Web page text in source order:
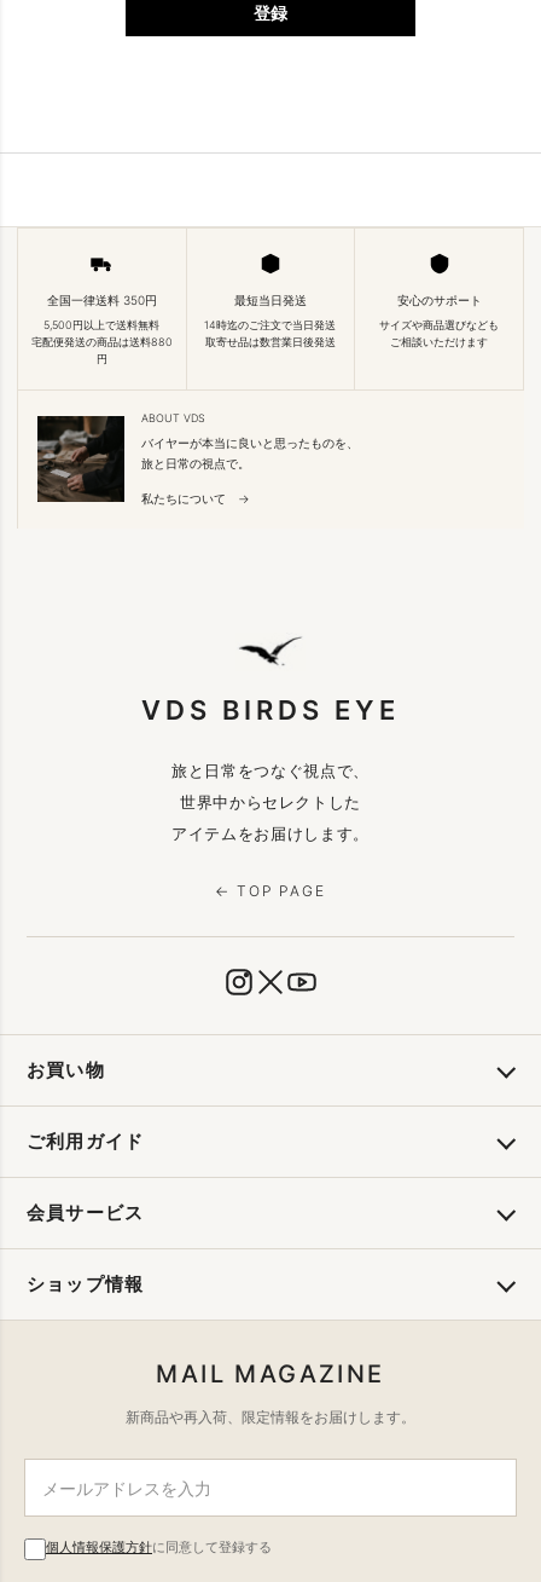
登録
全国一律送料 350円
5,500円以上で送料無料
宅配便発送の商品は送料880
円
最短当日発送
14時迄のご注文で当日発送
取寄せ品は数営業日後発送
安心のサポート
サイズや商品選びなども
ご相談いただけます
ABOUT VDS
バイヤーが本当に良いと思ったものを、
旅と日常の視点で。
私たちについて →
VDS BIRDS EYE
旅と日常をつなぐ視点で、
世界中からセレクトした
アイテムをお届けします。
← TOP PAGE
お買い物
ご利用ガイド
会員サービス
ショップ情報
MAIL MAGAZINE
新商品や再入荷、限定情報をお届けします。
個人情報保護方針に同意して登録する